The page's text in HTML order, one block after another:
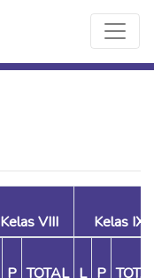
Kelas VIII Kelas IX
P TOTAL L P